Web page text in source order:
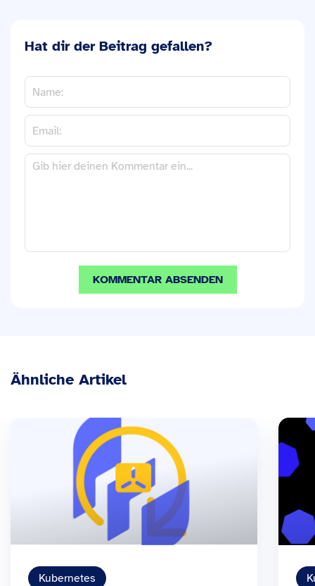
Hat dir der Beitrag gefallen?
Ähnliche Artikel
Kubernetes